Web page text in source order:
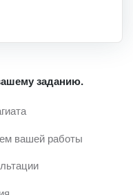
заданию.
вашей работы